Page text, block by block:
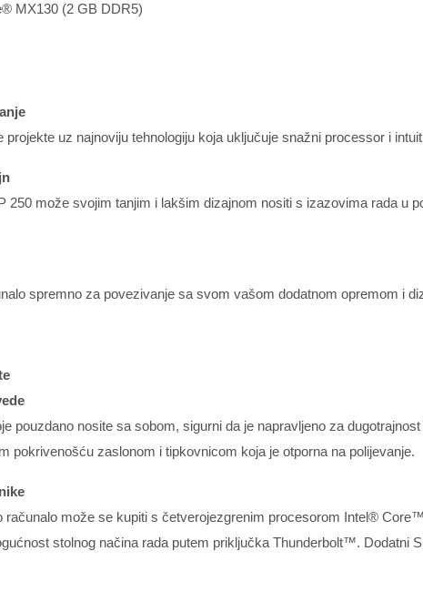
MX130 (2 GB DDR5)
projekte uz najnoviju tehnologiju koja uključuje snažni processor i
250 može svojim tanjim i lakšim dizajnom nositi s izazovima rada u
spremno za povezivanje sa svom vašom dodatnom opremom i
pouzdano nosite sa sobom, sigurni da je napravljeno za
pokrivenošću zaslonom i tipkovnicom koja je otporna na polijevanje.
računalo može se kupiti s četverojezgrenim procesorom Intel®
stolnog načina rada putem priključka Thunderbolt™. Dodatni